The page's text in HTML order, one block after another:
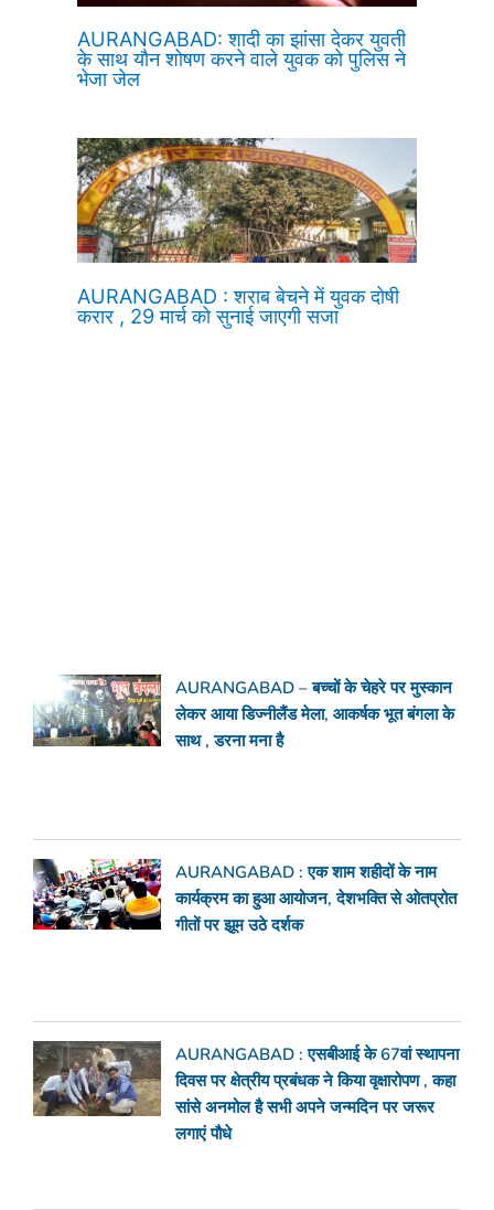
AURANGABAD: शादी का झांसा देकर युवती
के साथ यौन शोषण करने वाले युवक को पुलिस ने
भेजा जेल
AURANGABAD : शराब बेचने में युवक दोषी
करार , 29 मार्च को सुनाई जाएगी सजा
AURANGABAD – बच्चों के चेहरे पर मुस्कान
लेकर आया डिज्नीलैंड मेला, आकर्षक भूत बंगला के
साथ , डरना मना है
AURANGABAD : एक शाम शहीदों के नाम
कार्यक्रम का हुआ आयोजन, देशभक्ति से ओतप्रोत
गीतों पर झूम उठे दर्शक
AURANGABAD : एसबीआई के 67वां स्थापना
दिवस पर क्षेत्रीय प्रबंधक ने किया वृक्षारोपण , कहा
सांसे अनमोल है सभी अपने जन्मदिन पर जरूर
लगाएं पौधे